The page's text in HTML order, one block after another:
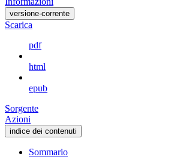
versione-corrente
Scarica
pdf
html
epub
Sorgente
Azioni
indice dei contenuti
Sommario